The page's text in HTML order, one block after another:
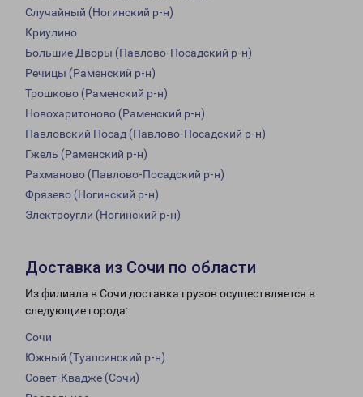
Случайный (Ногинский р-н)
Криулино
Большие Дворы (Павлово-Посадский р-н)
Речицы (Раменский р-н)
Трошково (Раменский р-н)
Новохаритоново (Раменский р-н)
Павловский Посад (Павлово-Посадский р-н)
Гжель (Раменский р-н)
Рахманово (Павлово-Посадский р-н)
Фрязево (Ногинский р-н)
Электроугли (Ногинский р-н)
Доставка из Сочи по области
Из филиала в Сочи доставка грузов осуществляется в
следующие города:
Сочи
Южный (Туапсинский р-н)
Совет-Квадже (Сочи)